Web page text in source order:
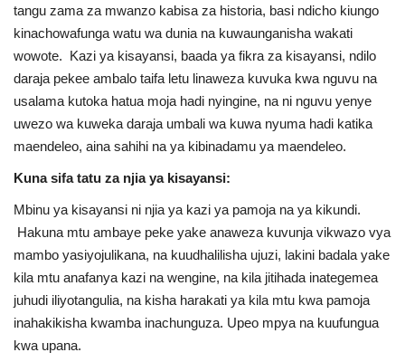
Raia wa ulimwengu mzima
Nyaraka
Nafasi
Video
Maonyesho
Wadhamini
Language
tangu zama za mwanzo kabisa za historia, basi ndicho kiungo
kinachowafunga watu wa dunia na kuwaunganisha wakati
wowote. Kazi ya kisayansi, baada ya fikra za kisayansi, ndilo
daraja pekee ambalo taifa letu linaweza kuvuka kwa nguvu na
usalama kutoka hatua moja hadi nyingine, na ni nguvu yenye
uwezo wa kuweka daraja umbali wa kuwa nyuma hadi katika
maendeleo, aina sahihi na ya kibinadamu ya maendeleo.
Kuna sifa tatu za njia ya kisayansi:
Mbinu ya kisayansi ni njia ya kazi ya pamoja na ya kikundi.
Hakuna mtu ambaye peke yake anaweza kuvunja vikwazo vya
mambo yasiyojulikana, na kuudhalilisha ujuzi, lakini badala yake
kila mtu anafanya kazi na wengine, na kila jitihada inategemea
juhudi iliyotangulia, na kisha harakati ya kila mtu kwa pamoja
inahakikisha kwamba inachunguza. Upeo mpya na kuufungua
kwa upana.